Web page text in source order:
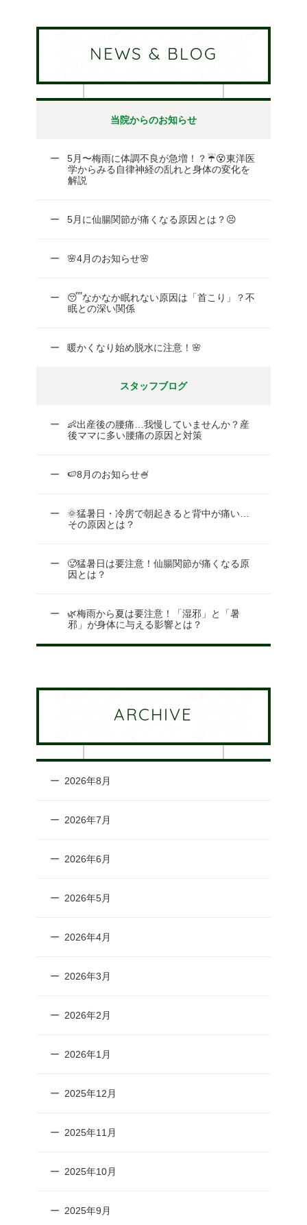
NEWS & BLOG
当院からのお知らせ
5月〜梅雨に体調不良が急増！？☔😵東洋医
学からみる自律神経の乱れと身体の変化を
解説
5月に仙腸関節が痛くなる原因とは？😣
🌸4月のお知らせ🌸
😴なかなか眠れない原因は「首こり」？不
眠との深い関係
暖かくなり始め脱水に注意！🌸
スタッフブログ
👶出産後の腰痛…我慢していませんか？産
後ママに多い腰痛の原因と対策
🍉8月のお知らせ🍧
🌞猛暑日・冷房で朝起きると背中が痛い…
その原因とは？
🥵猛暑日は要注意！仙腸関節が痛くなる原
因とは？
🌿梅雨から夏は要注意！「湿邪」と「暑
邪」が身体に与える影響とは？
ARCHIVE
2026年8月
2026年7月
2026年6月
2026年5月
2026年4月
2026年3月
2026年2月
2026年1月
2025年12月
2025年11月
2025年10月
2025年9月